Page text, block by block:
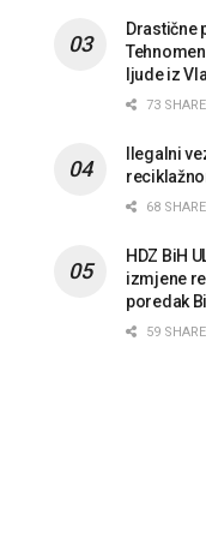
Drastične
ljude iz
73
Ilegalni
68
HDZ BiH
izmjene
poredak
59